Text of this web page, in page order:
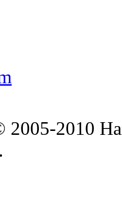
2010